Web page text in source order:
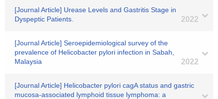
[Journal Article] Urease Levels and Gastritis Stage in
Dyspeptic Patients.
2022
[Journal Article] Seroepidemiological survey of the
prevalence of Helicobacter pylori infection in Sabah,
Malaysia
2022
[Journal Article] Helicobacter pylori cagA status and gastric
mucosa-associated lymphoid tissue lymphoma: a